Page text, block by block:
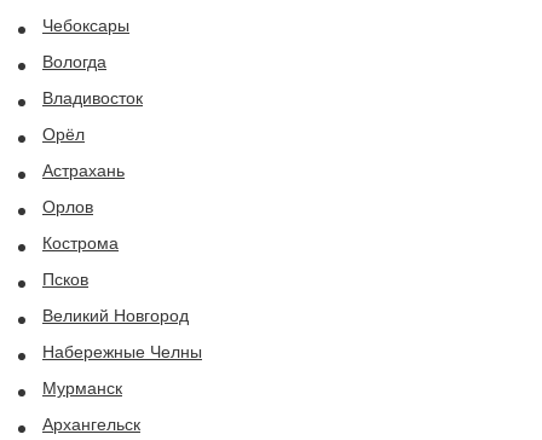
Чебоксары
Вологда
Владивосток
Орёл
Астрахань
Орлов
Кострома
Псков
Великий Новгород
Набережные Челны
Мурманск
Архангельск